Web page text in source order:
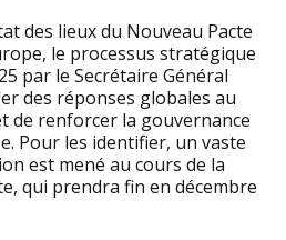
des lieux du Nouveau Pacte
le processus stratégique
par le Secrétaire Général
des réponses globales au
de renforcer la gouvernance
Pour les identifier, un vaste
est mené au cours de la
qui prendra fin en décembre